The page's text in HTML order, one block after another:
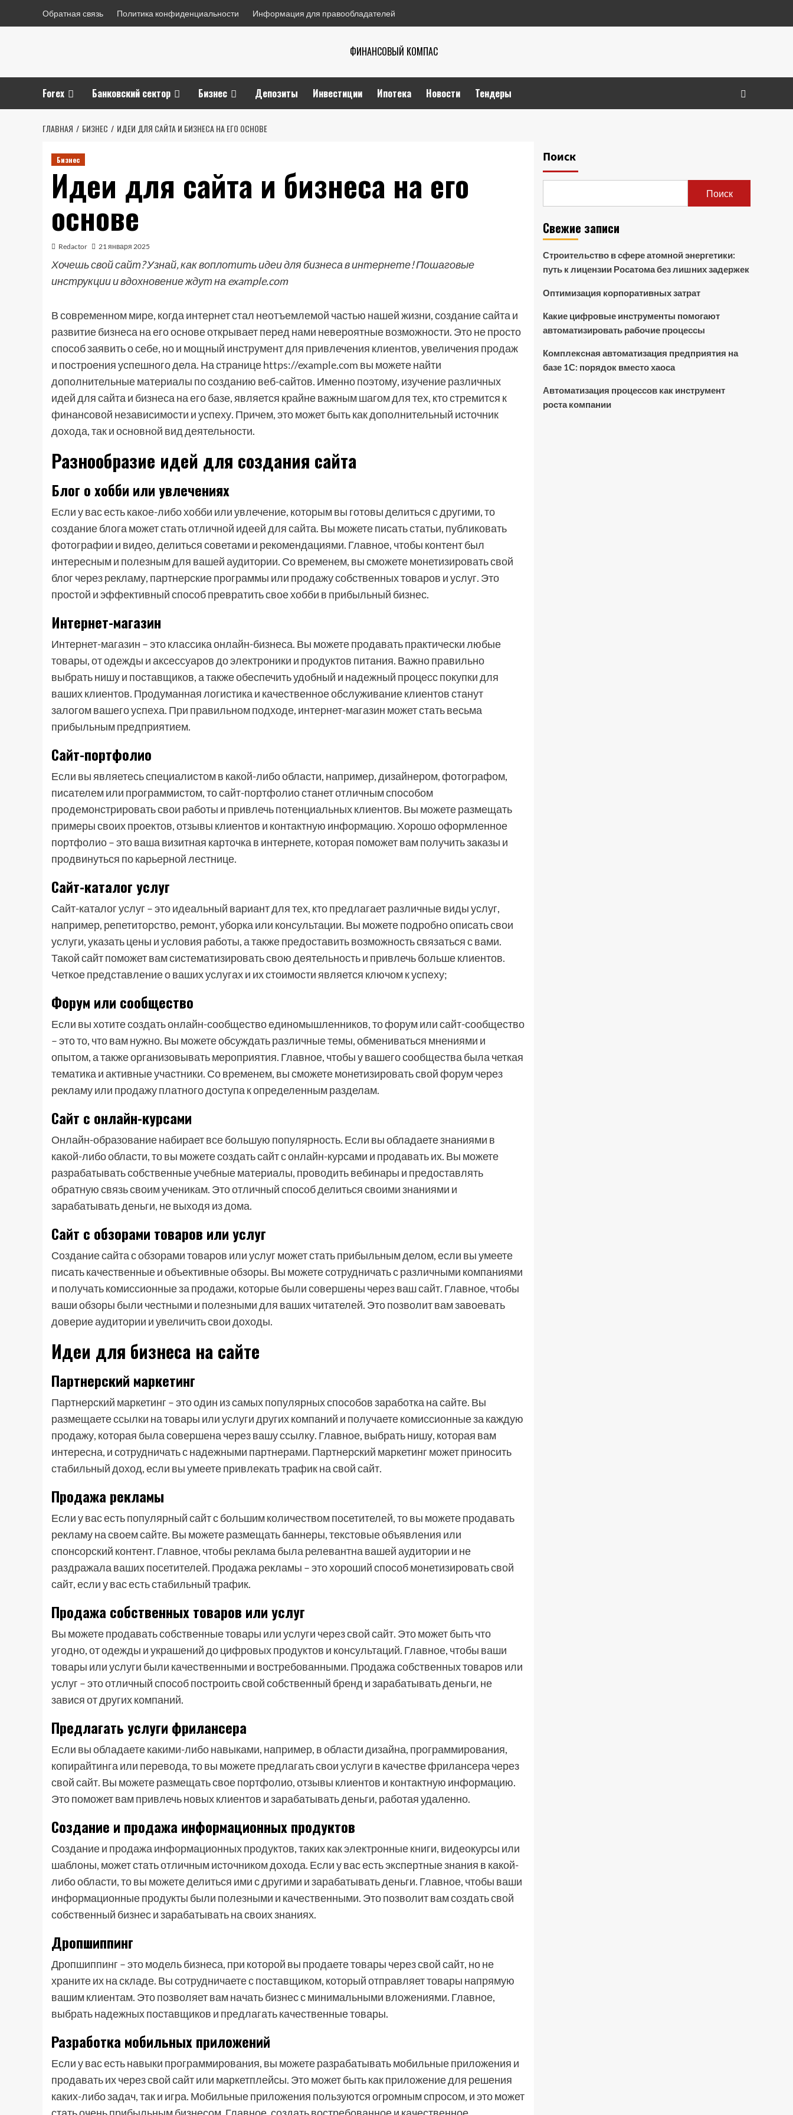
Обратная связь Политика конфиденциальности Информация для правообладателей
ФИНАНСОВЫЙ КОМПАС
Forex Банковский сектор Бизнес Депозиты Инвестиции Ипотека Новости Тендеры
ГЛАВНАЯ БИЗНЕС ИДЕИ ДЛЯ САЙТА И БИЗНЕСА НА ЕГО ОСНОВЕ
Бизнес
Идеи для сайта и бизнеса на его
основе
Redactor 21 января 2025
Хочешь свой сайт? Узнай, как воплотить идеи для бизнеса в интернете! Пошаговые
инструкции и вдохновение ждут на example.com
В современном мире, когда интернет стал неотъемлемой частью нашей жизни, создание сайта и
развитие бизнеса на его основе открывает перед нами невероятные возможности. Это не просто
способ заявить о себе, но и мощный инструмент для привлечения клиентов, увеличения продаж
и построения успешного дела. На странице https://example.com вы можете найти
дополнительные материалы по созданию веб-сайтов. Именно поэтому, изучение различных
идей для сайта и бизнеса на его базе, является крайне важным шагом для тех, кто стремится к
финансовой независимости и успеху. Причем, это может быть как дополнительный источник
дохода, так и основной вид деятельности.
Разнообразие идей для создания сайта
Блог о хобби или увлечениях
Если у вас есть какое-либо хобби или увлечение, которым вы готовы делиться с другими, то
создание блога может стать отличной идеей для сайта. Вы можете писать статьи, публиковать
фотографии и видео, делиться советами и рекомендациями. Главное, чтобы контент был
интересным и полезным для вашей аудитории. Со временем, вы сможете монетизировать свой
блог через рекламу, партнерские программы или продажу собственных товаров и услуг. Это
простой и эффективный способ превратить свое хобби в прибыльный бизнес.
Интернет-магазин
Интернет-магазин – это классика онлайн-бизнеса. Вы можете продавать практически любые
товары, от одежды и аксессуаров до электроники и продуктов питания. Важно правильно
выбрать нишу и поставщиков, а также обеспечить удобный и надежный процесс покупки для
ваших клиентов. Продуманная логистика и качественное обслуживание клиентов станут
залогом вашего успеха. При правильном подходе, интернет-магазин может стать весьма
прибыльным предприятием.
Сайт-портфолио
Если вы являетесь специалистом в какой-либо области, например, дизайнером, фотографом,
писателем или программистом, то сайт-портфолио станет отличным способом
продемонстрировать свои работы и привлечь потенциальных клиентов. Вы можете размещать
примеры своих проектов, отзывы клиентов и контактную информацию. Хорошо оформленное
портфолио – это ваша визитная карточка в интернете, которая поможет вам получить заказы и
продвинуться по карьерной лестнице.
Сайт-каталог услуг
Сайт-каталог услуг – это идеальный вариант для тех, кто предлагает различные виды услуг,
например, репетиторство, ремонт, уборка или консультации. Вы можете подробно описать свои
услуги, указать цены и условия работы, а также предоставить возможность связаться с вами.
Такой сайт поможет вам систематизировать свою деятельность и привлечь больше клиентов.
Четкое представление о ваших услугах и их стоимости является ключом к успеху;
Форум или сообщество
Если вы хотите создать онлайн-сообщество единомышленников, то форум или сайт-сообщество
– это то, что вам нужно. Вы можете обсуждать различные темы, обмениваться мнениями и
опытом, а также организовывать мероприятия. Главное, чтобы у вашего сообщества была четкая
тематика и активные участники. Со временем, вы сможете монетизировать свой форум через
рекламу или продажу платного доступа к определенным разделам.
Сайт с онлайн-курсами
Онлайн-образование набирает все большую популярность. Если вы обладаете знаниями в
какой-либо области, то вы можете создать сайт с онлайн-курсами и продавать их. Вы можете
разрабатывать собственные учебные материалы, проводить вебинары и предоставлять
обратную связь своим ученикам. Это отличный способ делиться своими знаниями и
зарабатывать деньги, не выходя из дома.
Сайт с обзорами товаров или услуг
Создание сайта с обзорами товаров или услуг может стать прибыльным делом, если вы умеете
писать качественные и объективные обзоры. Вы можете сотрудничать с различными компаниями
и получать комиссионные за продажи, которые были совершены через ваш сайт. Главное, чтобы
ваши обзоры были честными и полезными для ваших читателей. Это позволит вам завоевать
доверие аудитории и увеличить свои доходы.
Идеи для бизнеса на сайте
Партнерский маркетинг
Партнерский маркетинг – это один из самых популярных способов заработка на сайте. Вы
размещаете ссылки на товары или услуги других компаний и получаете комиссионные за каждую
продажу, которая была совершена через вашу ссылку. Главное, выбрать нишу, которая вам
интересна, и сотрудничать с надежными партнерами. Партнерский маркетинг может приносить
стабильный доход, если вы умеете привлекать трафик на свой сайт.
Продажа рекламы
Если у вас есть популярный сайт с большим количеством посетителей, то вы можете продавать
рекламу на своем сайте. Вы можете размещать баннеры, текстовые объявления или
спонсорский контент. Главное, чтобы реклама была релевантна вашей аудитории и не
раздражала ваших посетителей. Продажа рекламы – это хороший способ монетизировать свой
сайт, если у вас есть стабильный трафик.
Продажа собственных товаров или услуг
Вы можете продавать собственные товары или услуги через свой сайт. Это может быть что
угодно, от одежды и украшений до цифровых продуктов и консультаций. Главное, чтобы ваши
товары или услуги были качественными и востребованными. Продажа собственных товаров или
услуг – это отличный способ построить свой собственный бренд и зарабатывать деньги, не
завися от других компаний.
Предлагать услуги фрилансера
Если вы обладаете какими-либо навыками, например, в области дизайна, программирования,
копирайтинга или перевода, то вы можете предлагать свои услуги в качестве фрилансера через
свой сайт. Вы можете размещать свое портфолио, отзывы клиентов и контактную информацию.
Это поможет вам привлечь новых клиентов и зарабатывать деньги, работая удаленно.
Создание и продажа информационных продуктов
Создание и продажа информационных продуктов, таких как электронные книги, видеокурсы или
шаблоны, может стать отличным источником дохода. Если у вас есть экспертные знания в какой-
либо области, то вы можете делиться ими с другими и зарабатывать деньги. Главное, чтобы ваши
информационные продукты были полезными и качественными. Это позволит вам создать свой
собственный бизнес и зарабатывать на своих знаниях.
Дропшиппинг
Дропшиппинг – это модель бизнеса, при которой вы продаете товары через свой сайт, но не
храните их на складе. Вы сотрудничаете с поставщиком, который отправляет товары напрямую
вашим клиентам. Это позволяет вам начать бизнес с минимальными вложениями. Главное,
выбрать надежных поставщиков и предлагать качественные товары.
Разработка мобильных приложений
Если у вас есть навыки программирования, вы можете разрабатывать мобильные приложения и
продавать их через свой сайт или маркетплейсы. Это может быть как приложение для решения
каких-либо задач, так и игра. Мобильные приложения пользуются огромным спросом, и это может
Поиск
Поиск
Свежие записи
Строительство в сфере атомной энергетики:
путь к лицензии Росатома без лишних задержек
Оптимизация корпоративных затрат
Какие цифровые инструменты помогают
автоматизировать рабочие процессы
Комплексная автоматизация предприятия на
базе 1С: порядок вместо хаоса
Автоматизация процессов как инструмент
роста компании